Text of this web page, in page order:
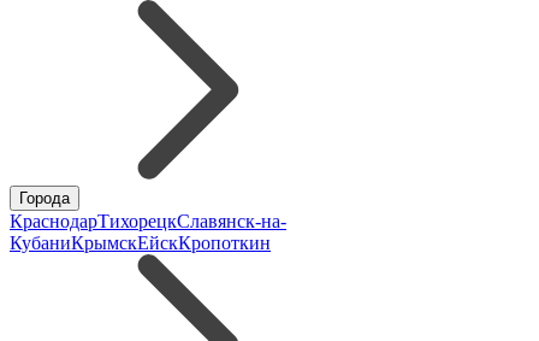
Города
КраснодарТихорецкСлавянск-на-
КубаниКрымскЕйскКропоткин